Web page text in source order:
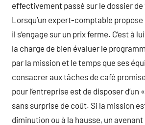
effectivement passé sur le dossier
Lorsqu’un expert-comptable
il s’engage sur un prix ferme. C’est à
la charge de bien évaluer le
par la mission et le temps que ses
consacrer aux tâches de café
pour l’entreprise est de disposer d’un
sans surprise de coût. Si la mission
diminution ou à la hausse, un